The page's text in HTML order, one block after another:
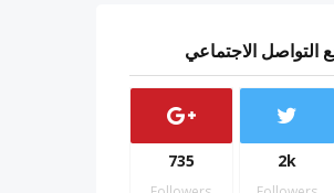
التواصل الاجتماعي
2k
735